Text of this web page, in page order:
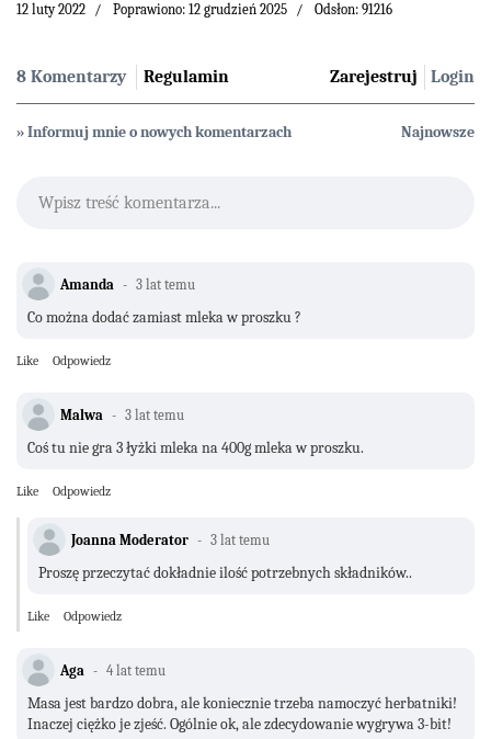
12 luty 2022 Poprawiono: 12 grudzień 2025 Odsłon: 91216
8 Komentarzy Regulamin Login
Zarejestruj
» Informuj mnie o nowych komentarzach Najnowsze
Wpisz treść komentarza...
Amanda 3 lat temu
Co można dodać zamiast mleka w proszku ?
Like Odpowiedz
Malwa 3 lat temu
Coś tu nie gra 3 łyżki mleka na 400g mleka w proszku.
Like Odpowiedz
Joanna Moderator 3 lat temu
Proszę przeczytać dokładnie ilość potrzebnych składników..
Like Odpowiedz
Aga 4 lat temu
Masa jest bardzo dobra, ale koniecznie trzeba namoczyć herbatniki!
Inaczej ciężko je zjeść. Ogólnie ok, ale zdecydowanie wygrywa 3-bit!